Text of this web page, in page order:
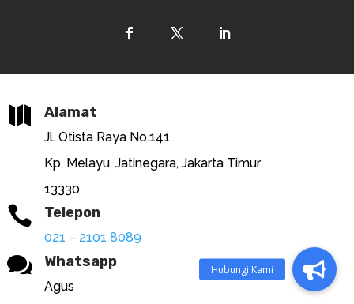
 Alamat
Jl. Otista Raya No.141
Kp. Melayu, Jatinegara, Jakarta Timur
13330
 Telepon
021 – 2101 8089
 Whatsapp
Agus